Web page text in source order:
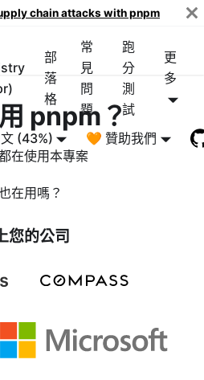
chain attacks with pnpm
部
落
格
常
見
問
題
跑
分
測
試
更
多
(43%) 🧡 贊助我們
pnpm？
在使用本專案
在用嗎？
您的公司